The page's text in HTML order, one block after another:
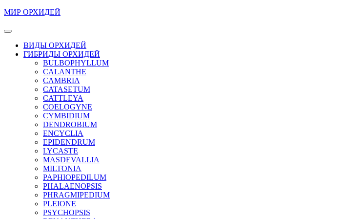
Перейти
содержимому
содержимому
МИР ОРХИДЕЙ
Кнопка
ОткрытьВИДЫ ОРХИДЕЙ
ГИБРИДЫ ОРХИДЕЙ
BULBOPHYLLUM
CALANTHE
CAMBRIA
CATASETUM
CATTLEYA
COELOGYNE
CYMBIDIUM
DENDROBIUM
ENCYCLIA
EPIDENDRUM
LYCASTE
MASDEVALLIA
MILTONIA
PAPHIOPEDILUM
PHALAENOPSIS
PHRAGMIPEDIUM
PLEIONE
PSYCHOPSIS